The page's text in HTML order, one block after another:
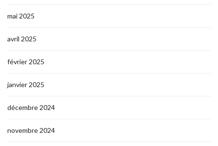
mai 2025
avril 2025
février 2025
janvier 2025
décembre 2024
novembre 2024